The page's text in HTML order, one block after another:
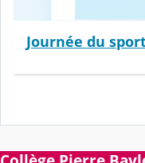
Journée du